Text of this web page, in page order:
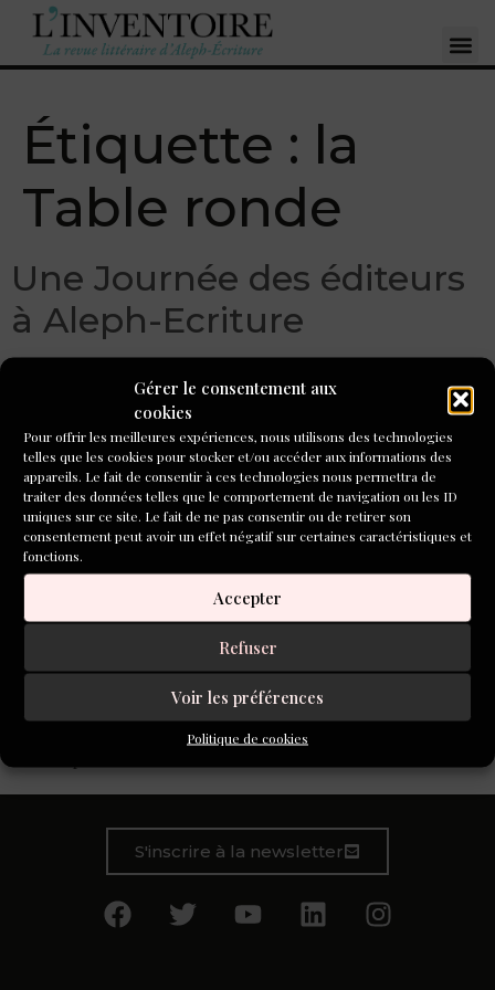
Gérer le consentement aux
cookies
Pour offrir les meilleures expériences, nous utilisons des technologies
telles que les cookies pour stocker et/ou accéder aux informations des
appareils. Le fait de consentir à ces technologies nous permettra de
traiter des données telles que le comportement de navigation ou les ID
uniques sur ce site. Le fait de ne pas consentir ou de retirer son
consentement peut avoir un effet négatif sur certaines caractéristiques et
fonctions.
Accepter
Refuser
Voir les préférences
Politique de cookies
Étiquette : la
Table ronde
Une Journée des éditeurs
à Aleph-Ecriture
À travers cette initiative, Aleph poursuit l’une de ses
missions fondamentales : accompagner les auteurs et les
autrices non seulement dans leur pratique de l’écriture,
mais aussi dans leur compréhension du monde littéraire
S'inscrire à la newsletter